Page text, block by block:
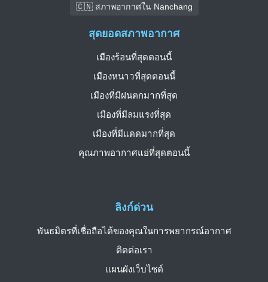
🇨🇳 สภาพอากาศใน Nanchang
ลิงก์ด่วน
พันธมิตรที่เชื่อถือได้ของคุณในการพยากรณ์อากาศ
ติดต่อเรา
แผนผังเว็บไซต์
สุดยอดสภาพอากาศ
เมืองร้อนที่สุดตอนนี้
เมืองหนาวที่สุดตอนนี้
เมืองที่มีฝนตกมากที่สุด
เมืองที่มีลมแรงที่สุด
เมืองที่มีแดดมากที่สุด
คุณภาพอากาศแย่ที่สุดตอนนี้